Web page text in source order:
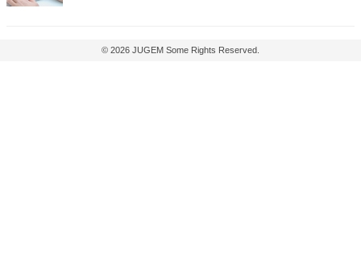
© 2026 JUGEM Some Rights Reserved.